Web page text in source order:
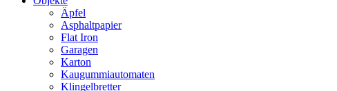
Äpfel
Asphaltpapier
Flat Iron
Garagen
Karton
Kaugummiautomaten
Klingelbretter